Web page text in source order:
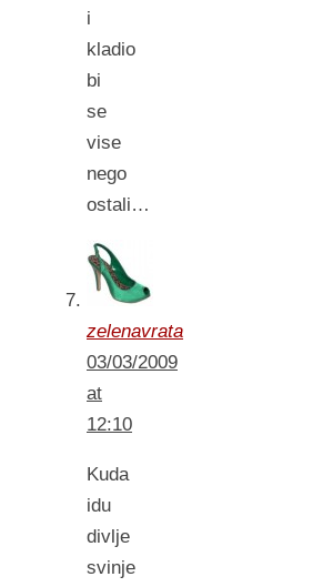
i
kladio
bi
se
vise
nego
ostali…
zelenavrata
03/03/2009
at
12:10
Kuda
idu
divlje
svinje